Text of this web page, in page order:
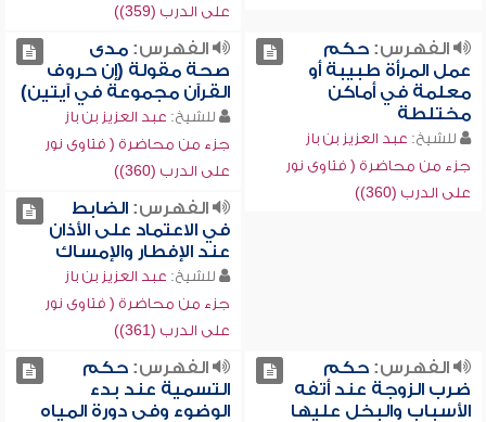
على الدرب (359))
الفهرس:حكم
عمل المرأة طبيبة أو
معلمة في أماكن
مختلطة
للشيخ: عبد العزيز بن باز
جزء من محاضرة ( فتاوى نور
على الدرب (360))
الفهرس:مدى
صحة مقولة (إن حروف
القرآن مجموعة في آيتين)
للشيخ: عبد العزيز بن باز
جزء من محاضرة ( فتاوى نور
على الدرب (360))
الفهرس:الضابط
في الاعتماد على الأذان
عند الإفطار والإمساك
للشيخ: عبد العزيز بن باز
جزء من محاضرة ( فتاوى نور
على الدرب (361))
الفهرس:حكم
ضرب الزوجة عند أتفه
الأسباب والبخل عليها
الفهرس:حكم
التسمية عند بدء
الوضوء وفي دورة المياه